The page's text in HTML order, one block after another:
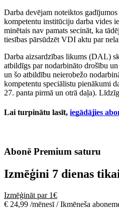
Darba devējam noteiktos
kompetentu institūciju darba vides
minētais nav pamats secināt, ka
tiesības pārsūdzēt VDI aktu par
Darba aizsardzības likums (DAL)
atbildīgs par nodarbināto drošību
un šo atbildību neierobežo
kompetentu speciālistu pienākumi
27. panta pirmā un otrā daļa).
Lai turpinātu lasīt, iegādājies
Abonē Premium saturu
Izmēģini 7 dienas
Izmēģināt par 1€
€ 24,99 /mēnesī / Ikmēneša